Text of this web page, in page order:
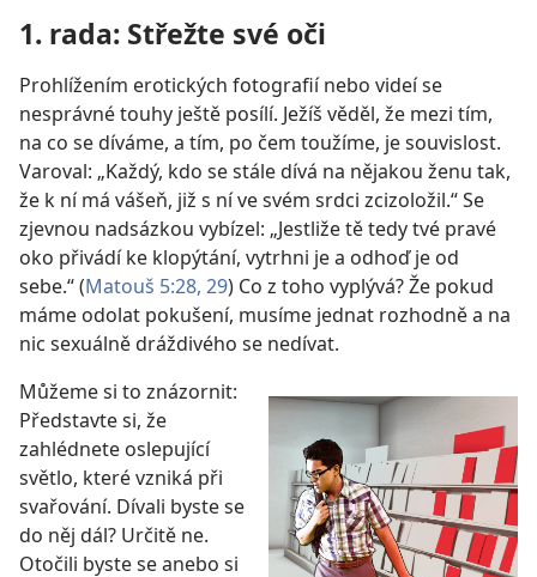
1. rada: Střežte své oči
Prohlížením erotických fotografií nebo videí se
nesprávné touhy ještě posílí. Ježíš věděl, že mezi tím,
na co se díváme, a tím, po čem toužíme, je souvislost.
Varoval: „Každý, kdo se stále dívá na nějakou ženu tak,
že k ní má vášeň, již s ní ve svém srdci zcizoložil.“ Se
zjevnou nadsázkou vybízel: „Jestliže tě tedy tvé pravé
oko přivádí ke klopýtání, vytrhni je a odhoď je od
sebe.“ (Matouš 5:28, 29) Co z toho vyplývá? Že pokud
máme odolat pokušení, musíme jednat rozhodně a na
nic sexuálně dráždivého se nedívat.
Můžeme si to znázornit:
Představte si, že
zahlédnete oslepující
světlo, které vzniká při
svařování. Dívali byste se
do něj dál? Určitě ne.
Otočili byste se anebo si